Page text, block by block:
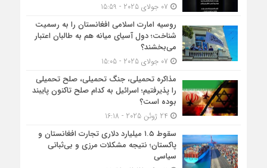
روسیه امارت اسلامی افغانستان را به رسمیت
شناخت؛ دول آسیای میانه هم به طالبان اعتبار
می‎‌بخشند؟
مذاکره تحمیلی، جنگ تحمیلی، صلح تحمیلی
را پذیرفتیم؛ اسرائیل به کدام صلح تاکنون پایبند
بوده است؟
سقوط ۱.۵ میلیارد دلاری تجارت افغانستان و
پاکستان؛ نتیجه مشکلات مرزی و بی‌ثباتی
سیاسی